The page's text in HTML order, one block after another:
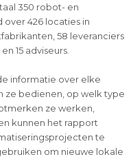
350 robot- en
426 locaties in
58 leveranciers
15 adviseurs.
informatie over elke
ze bedienen, op welk type
ze werken,
kunnen het rapport
te
om nieuwe lokale